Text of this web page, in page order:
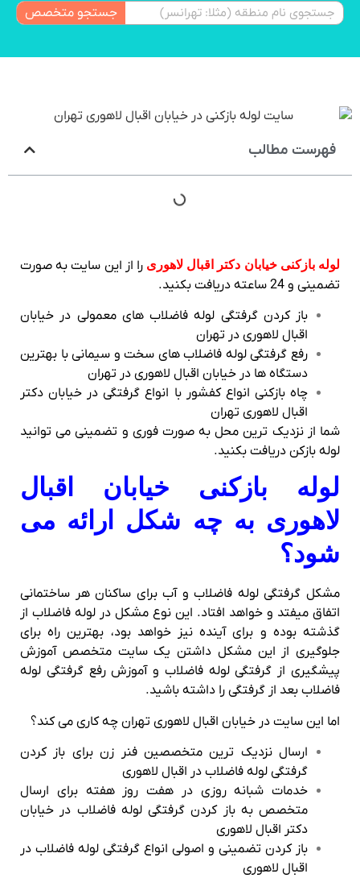
جستجو متخصص
فهرست مطالب
لوله بازکنی خیابان دکتر اقبال لاهوری را از این سایت به صورت
تضمینی و 24 ساعته دریافت بکنید.
باز کردن گرفتگی لوله فاضلاب های معمولی در خیابان
اقبال لاهوری در تهران
رفع گرفتگی لوله فاضلاب های سخت و سیمانی با بهترین
دستگاه ها در خیابان اقبال لاهوری در تهران
چاه بازکنی انواع کفشور با انواع گرفتگی در خیابان دکتر
اقبال لاهوری تهران
شما از نزدیک ترین محل به صورت فوری و تضمینی می توانید
لوله بازکن دریافت بکنید.
لوله بازکنی خیابان اقبال
لاهوری به چه شکل ارائه می
شود؟
مشکل گرفتگی لوله فاضلاب و آب برای ساکنان هر ساختمانی
اتفاق میفتد و خواهد افتاد. این نوع مشکل در لوله فاضلاب از
گذشته بوده و برای آینده نیز خواهد بود، بهترین راه برای
جلوگیری از این مشکل داشتن یک سایت متخصص آموزش
پیشگیری از گرفتگی لوله فاضلاب و آموزش رفع گرفتگی لوله
فاضلاب بعد از گرفتگی را داشته باشید.
اما این سایت در خیابان اقبال لاهوری تهران چه کاری می کند؟
ارسال نزدیک ترین متخصصین فنر زن برای باز کردن
گرفتگی لوله فاضلاب در اقبال لاهوری
خدمات شبانه روزی در هفت روز هفته برای ارسال
متخصص به باز کردن گرفتگی لوله فاضلاب در خیابان
دکتر اقبال لاهوری
باز کردن تضمینی و اصولی انواع گرفتگی لوله فاضلاب در
اقبال لاهوری